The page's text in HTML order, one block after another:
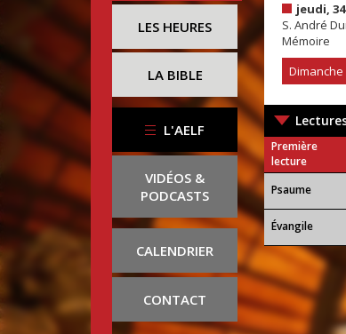
LES HEURES
LA BIBLE
L'AELF
VIDÉOS &
PODCASTS
CALENDRIER
CONTACT
jeudi,
S. André
Mémoire
Première
lecture
Psaume
Évangile